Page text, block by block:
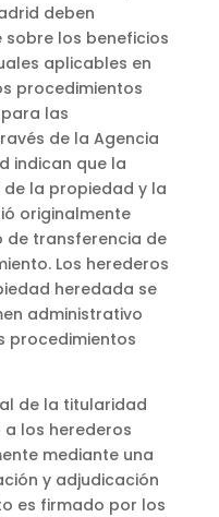
deben
los beneficios
aplicables en
procedimientos
las
de la Agencia
indican que la
la propiedad y la
originalmente
de transferencia de
Los herederos
heredada se
administrativo
procedimientos
de la titularidad
los herederos
mediante una
y adjudicación
es firmado por los